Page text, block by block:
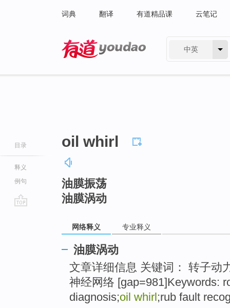
词典 翻译 有道精品课 云笔记
中英
目录
释义
例句
oil whirl
油膜振荡
油膜涡动
网络释义 专业释义
油膜涡动
文章详细信息 关键词： 转子动
神经网络 [gap=981]Keywords:
diagnosis;oil whirl ;rub fault